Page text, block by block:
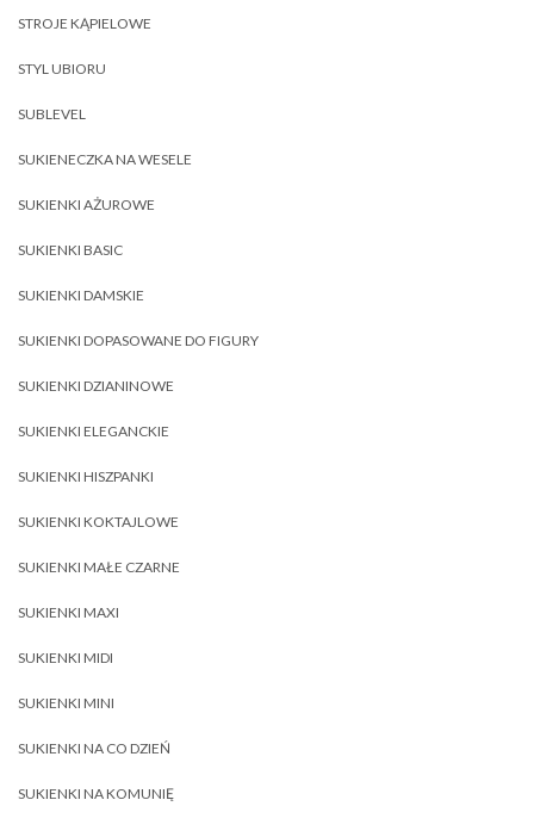
STROJE KĄPIELOWE
STYL UBIORU
SUBLEVEL
SUKIENECZKA NA WESELE
SUKIENKI AŻUROWE
SUKIENKI BASIC
SUKIENKI DAMSKIE
SUKIENKI DOPASOWANE DO FIGURY
SUKIENKI DZIANINOWE
SUKIENKI ELEGANCKIE
SUKIENKI HISZPANKI
SUKIENKI KOKTAJLOWE
SUKIENKI MAŁE CZARNE
SUKIENKI MAXI
SUKIENKI MIDI
SUKIENKI MINI
SUKIENKI NA CO DZIEŃ
SUKIENKI NA KOMUNIĘ